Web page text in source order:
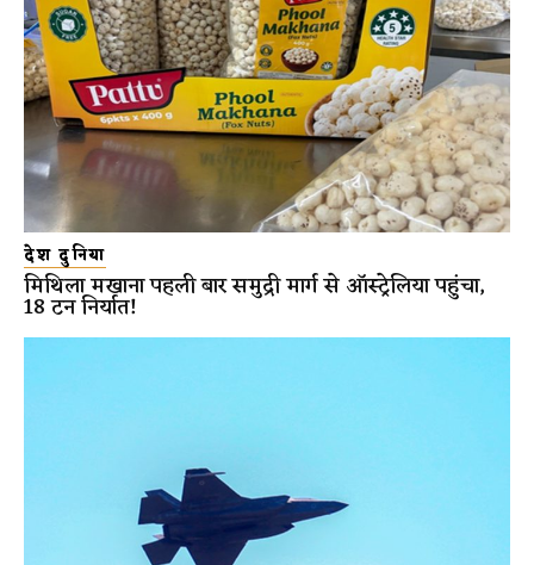
देश दुनिया
मिथिला मखाना पहली बार समुद्री मार्ग से ऑस्ट्रेलिया पहुंचा,
18 टन निर्यात!